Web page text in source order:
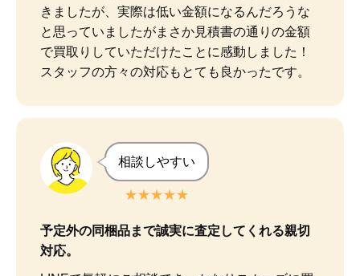
きましたが、実際は低い金額になるんだろうな
と思っていましたがまさか見積書の通りの金額
で買取りしていただけたことに感動しました！
スタッフの方々の対応もとても良かったです。
相談しやすい
★★★★★
予定外の同梱品まで誠実に査定してくれる親切
対応。